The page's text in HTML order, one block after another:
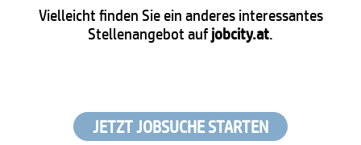
Vielleicht finden Sie ein anderes interessantes
Stellenangebot aufjobcity.at.
JETZT JOBSUCHE STARTEN